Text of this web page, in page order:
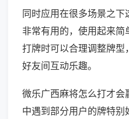
同时应用在很多场景之
非常有用的，使用起来
打牌时可以合理调整牌型
好友间互动乐趣。
微乐广西麻将怎么打才
中遇到部分用户的牌特